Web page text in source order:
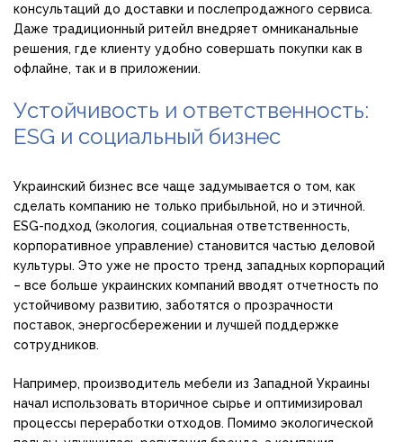
консультаций до доставки и послепродажного сервиса.
Даже традиционный ритейл внедряет омниканальные
решения, где клиенту удобно совершать покупки как в
офлайне, так и в приложении.
Устойчивость и ответственность:
ESG и социальный бизнес
Украинский бизнес все чаще задумывается о том, как
сделать компанию не только прибыльной, но и этичной.
ESG-подход (экология, социальная ответственность,
корпоративное управление) становится частью деловой
культуры. Это уже не просто тренд западных корпораций
– все больше украинских компаний вводят отчетность по
устойчивому развитию, заботятся о прозрачности
поставок, энергосбережении и лучшей поддержке
сотрудников.
Например, производитель мебели из Западной Украины
начал использовать вторичное сырье и оптимизировал
процессы переработки отходов. Помимо экологической